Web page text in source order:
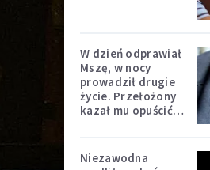
W dzień odprawiał
Mszę, w nocy
prowadził drugie
życie. Przełożony
kazał mu opuścić
Niezawodna